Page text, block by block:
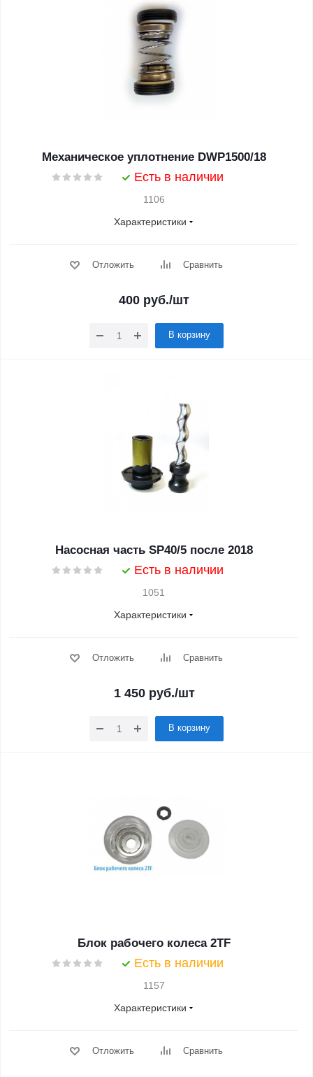
Механическое уплотнение DWP1500/18
Есть в наличии
1106
Характеристики
Отложить Сравнить
400 руб./шт
В корзину
Насосная часть SP40/5 после 2018
Есть в наличии
1051
Характеристики
Отложить Сравнить
1 450руб./шт
В корзину
Блок рабочего колеса 2TF
Есть в наличии
1157
Характеристики
Отложить Сравнить